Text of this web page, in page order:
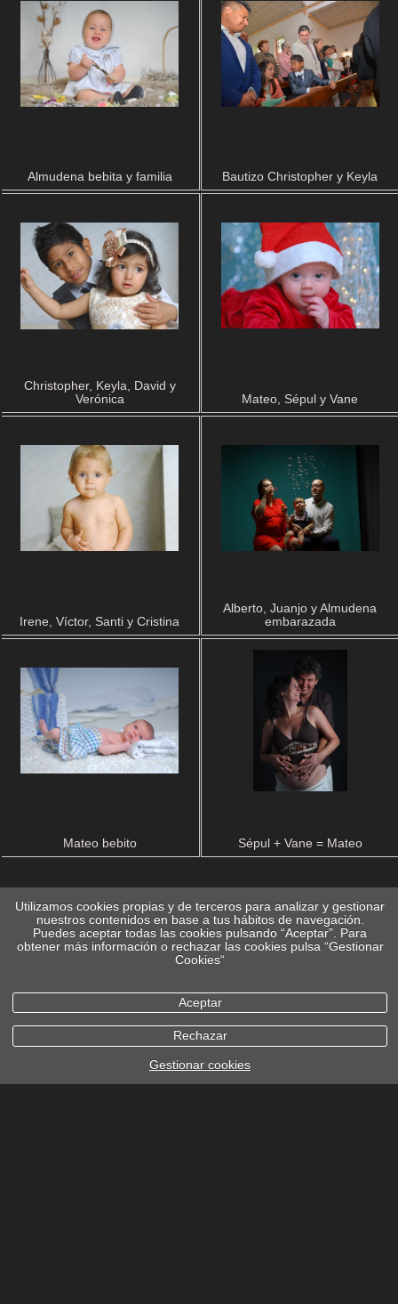
Almudena bebita y familia Bautizo Christopher y Keyla
Christopher, Keyla, David y
Verónica
Mateo, Sépul y Vane
Irene, Víctor, Santi y Cristina
Alberto, Juanjo y Almudena
embarazada
Mateo bebito Sépul + Vane = Mateo
Utilizamos cookies propias y de terceros para analizar y gestionar
nuestros contenidos en base a tus hábitos de navegación.
Puedes aceptar todas las cookies pulsando “Aceptar”. Para
obtener más información o rechazar las cookies pulsa “Gestionar
Cookies“
Aceptar
Rechazar
Gestionar cookies